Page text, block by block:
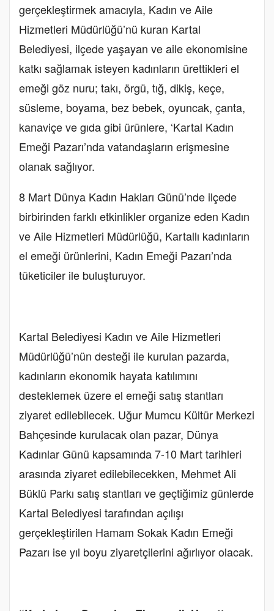
gerçekleştirmek amacıyla, Kadın ve Aile
Hizmetleri Müdürlüğü’nü kuran Kartal
Belediyesi, ilçede yaşayan ve aile ekonomisine
katkı sağlamak isteyen kadınların ürettikleri el
emeği göz nuru; takı, örgü, tığ, dikiş, keçe,
süsleme, boyama, bez bebek, oyuncak, çanta,
kanaviçe ve gıda gibi ürünlere, ‘Kartal Kadın
Emeği Pazarı’nda vatandaşların erişmesine
olanak sağlıyor.
8 Mart Dünya Kadın Hakları Günü’nde ilçede
birbirinden farklı etkinlikler organize eden Kadın
ve Aile Hizmetleri Müdürlüğü, Kartallı kadınların
el emeği ürünlerini, Kadın Emeği Pazarı’nda
tüketiciler ile buluşturuyor.
Kartal Belediyesi Kadın ve Aile Hizmetleri
Müdürlüğü’nün desteği ile kurulan pazarda,
kadınların ekonomik hayata katılımını
desteklemek üzere el emeği satış stantları
ziyaret edilebilecek. Uğur Mumcu Kültür Merkezi
Bahçesinde kurulacak olan pazar, Dünya
Kadınlar Günü kapsamında 7-10 Mart tarihleri
arasında ziyaret edilebilecekken, Mehmet Ali
Büklü Parkı satış stantları ve geçtiğimiz günlerde
Kartal Belediyesi tarafından açılışı
gerçekleştirilen Hamam Sokak Kadın Emeği
Pazarı ise yıl boyu ziyaretçilerini ağırlıyor olacak.